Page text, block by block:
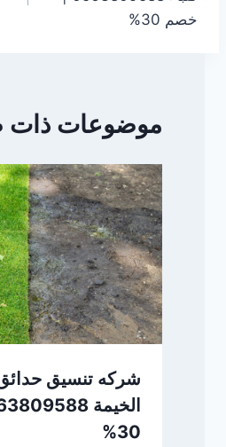
خصم 30%
موضوعات ذات
شركه تنسيق
30%